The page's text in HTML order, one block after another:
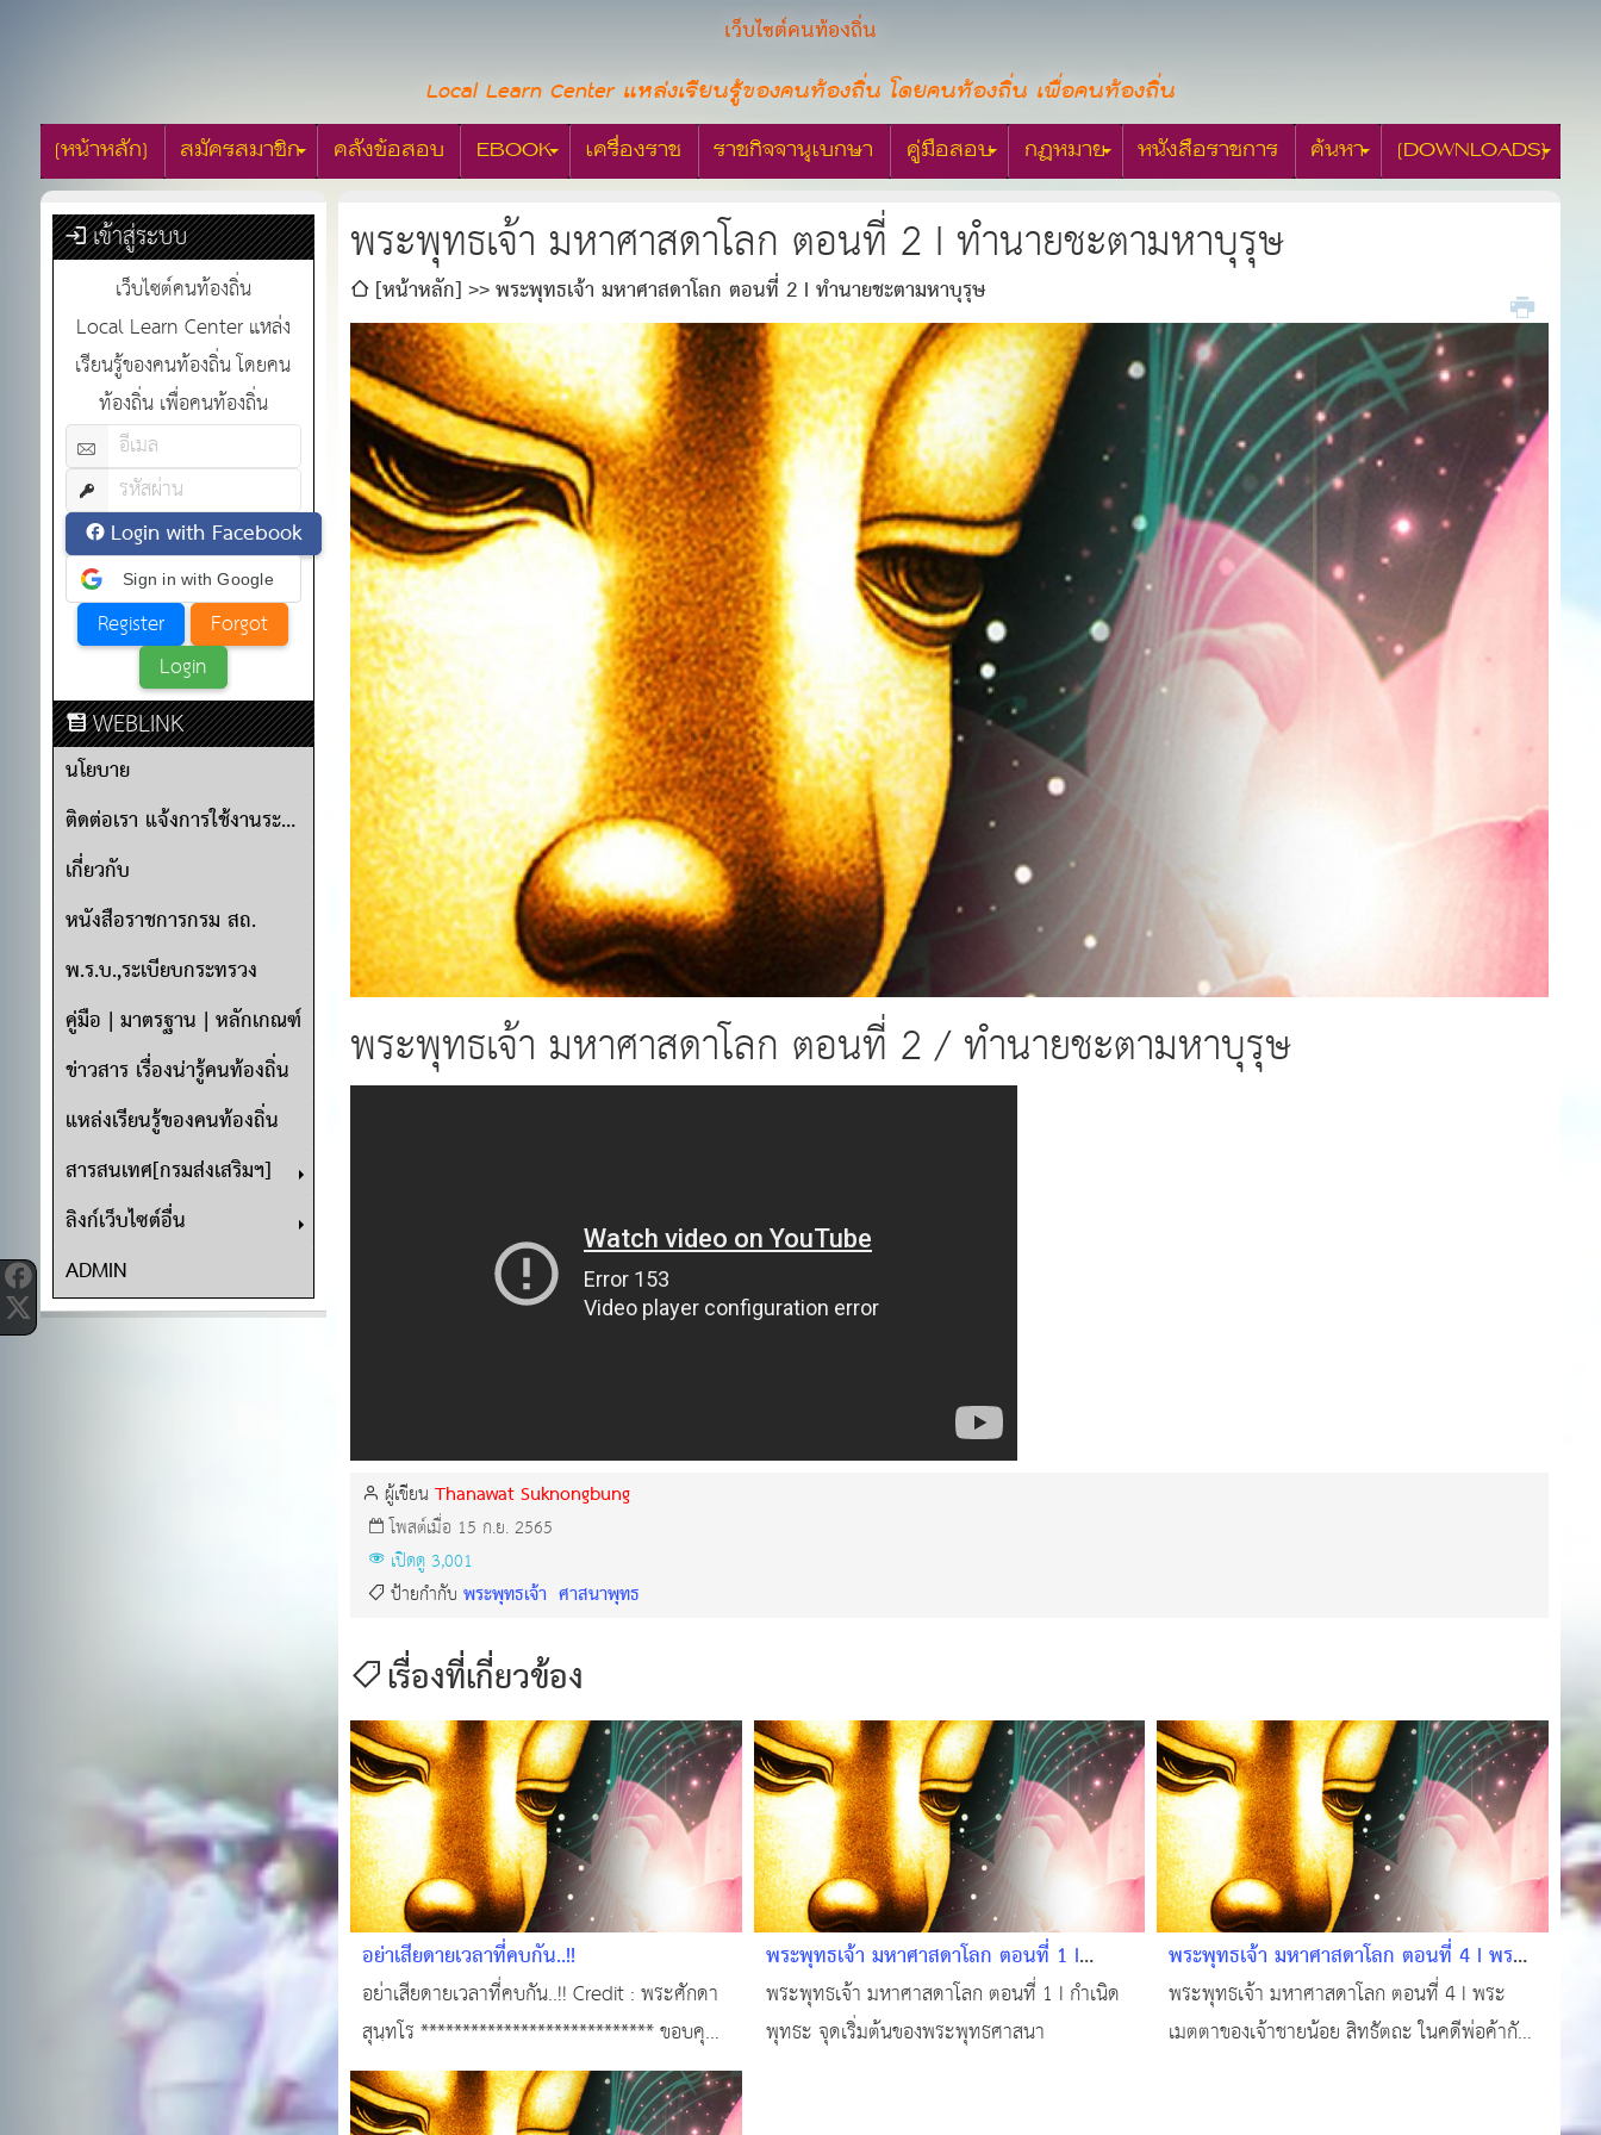
เว็บไซต์คนท้องถิ่น
Local Learn Center แหล่งเรียนรู้ของคนท้องถิ่น โดยคนท้องถิ่น เพื่อคนท้องถิ่น
[หน้าหลัก] สมัครสมาชิก คลังข้อสอบ EBOOK เครื่องราช ราชกิจจานุเบกษา คู่มือสอบ กฎหมาย หนังสือราชการ ค้นหา [DOWNLOADS]
เข้าสู่ระบบ
เว็บไซต์คนท้องถิ่น
Local Learn Center แหล่ง
เรียนรู้ของคนท้องถิ่น โดยคน
ท้องถิ่น เพื่อคนท้องถิ่น
Login with Facebook
Sign in with Google
WEBLINK
นโยบาย
ติดต่อเรา แจ้งการใช้งานระบบ
เกี่ยวกับ
หนังสือราชการกรม สถ.
พ.ร.บ.,ระเบียบกระทรวง
คู่มือ | มาตรฐาน | หลักเกณฑ์
ข่าวสาร เรื่องน่ารู้คนท้องถิ่น
แหล่งเรียนรู้ของคนท้องถิ่น
สารสนเทศ[กรมส่งเสริมฯ]
ลิงก์เว็บไซต์อื่น
ADMIN
พระพุทธเจ้า มหาศาสดาโลก ตอนที่ 2 I ทำนายชะตามหาบุรุษ
[หน้าหลัก] พระพุทธเจ้า มหาศาสดาโลก ตอนที่ 2 I ทำนายชะตามหาบุรุษ
พระพุทธเจ้า มหาศาสดาโลก ตอนที่ 2 / ทำนายชะตามหาบุรุษ
ผู้เขียนThanawat Suknongbung
โพสต์เมื่อ 15 ก.ย. 2565
เปิดดู 3,001
ป้ายกำกับ พระพุทธเจ้า ศาสนาพุทธ
เรื่องที่เกี่ยวข้อง
อย่าเสียดายเวลาที่คบกัน..!!
อย่าเสียดายเวลาที่คบกัน..!! Credit : พระศักดา
สุนฺทโร **************************** ขอบคุณ
คลิปแนะนำ→ @ หลวงพี่.
พระพุทธเจ้า มหาศาสดาโลก ตอนที่ 1 I
"กำเนิดพุทธะ" จุดเริ่มต้นของพระพุทธศาสนา
พระพุทธเจ้า มหาศาสดาโลก ตอนที่ 1 I กำเนิด
พุทธะ จุดเริ่มต้นของพระพุทธศาสนา
พระพุทธเจ้า มหาศาสดาโลก ตอนที่ 4 I พระ
เมตตาของเจ้าชายน้อย "สิทธัตถะ" ในคดี
พ่อค้ากับชาวนา
พระพุทธเจ้า มหาศาสดาโลก ตอนที่ 4 I พระ
เมตตาของเจ้าชายน้อย สิทธัตถะ ในคดีพ่อค้ากับ